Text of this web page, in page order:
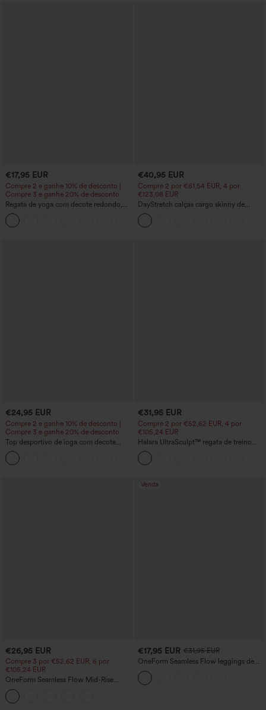
€17,95 EUR
Compre 2 e ganhe 10% de desconto |
Compre 3 e ganhe 20% de desconto
Regata de yoga com decote redondo,
franzido e toque refrescante – UPF50+
€40,95 EUR
Compre 2 por €61,54 EUR, 4 por
€123,08 EUR
DayStretch calças cargo skinny de
cintura alta, lisas, com bolsos com zíper
€24,95 EUR
Compre 2 e ganhe 10% de desconto |
Compre 3 e ganhe 20% de desconto
Top desportivo de ioga com decote
redondo, manga curta, franzido e
sensação fresca - UPF50+
€31,95 EUR
Compre 2 por €52,62 EUR, 4 por
€105,24 EUR
Halara UltraSculpt™ regata de treino
com decote redondo e barra curva
€26,95 EUR
Compre 3 por €52,62 EUR, 6 por
€105,24 EUR
OneForm Seamless Flow Mid-Rise
Leggings de Yoga - cintura média,
controle de barriga e efeito lifting para
glúteos
Venda
€17,95 EUR €31,95 EUR
OneForm Seamless Flow leggings de
yoga sem costura, cintura alta, com
modelagem abdominal e efeito
levantador de glúteos.